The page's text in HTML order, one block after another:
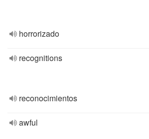
horrorizado
recognitions
reconocimientos
awful